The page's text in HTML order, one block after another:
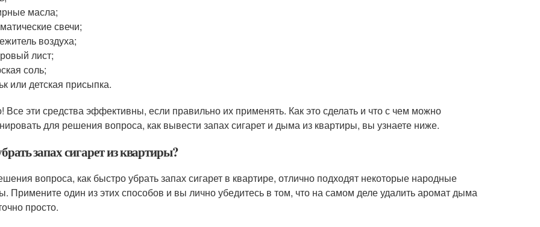
масла;
свечи;
воздуха;
лист;
соль;
или детская присыпка.
Все эти средства эффективны, если правильно их применять. Как это сделать и что с чем можно
для решения вопроса, как вывести запах сигарет и дыма из квартиры, вы узнаете ниже.
запах сигарет из квартиры?
вопроса, как быстро убрать запах сигарет в квартире, отлично подходят некоторые народные
Примените один из этих способов и вы лично убедитесь в том, что на самом деле удалить аромат дыма
просто.